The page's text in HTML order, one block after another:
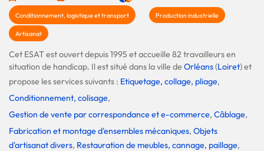
Conditionnement, logistique et transport Production industrielle
Artisanat
Cet ESAT est ouvert depuis 1995 et accueille 82 travailleurs en
situation de handicap. Il est situé dans la ville deOrléans(Loiret) et
propose les services suivants : Etiquetage, collage, pliage,
Conditionnement, colisage,
Gestion de vente par correspondance et e-commerce, Câblage,
Fabrication et montage d'ensembles mécaniques, Objets
d'artisanat divers, Restauration de meubles, cannage, paillage,